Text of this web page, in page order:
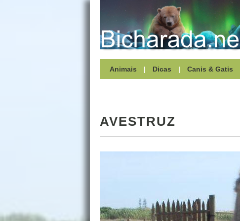
Animais | Dicas | Canis & Gatis
AVESTRUZ